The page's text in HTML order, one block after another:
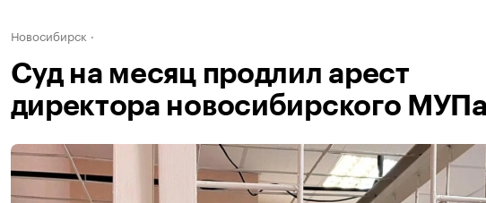
Новосибирск
Суд на месяц продлил арест
директора новосибирского МУПа